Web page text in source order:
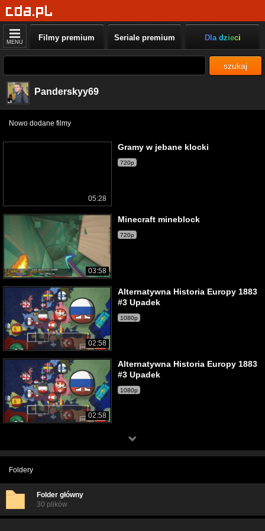
MENU Filmy premium Seriale premium Dla dzieci
szukaj
Panderskyy69
Nowo dodane filmy
05:28
Gramy w jebane klocki
720p
03:58
Minecraft mineblock
720p
02:58
Alternatywna Historia Europy 1883
#3 Upadek
1080p
02:58
Alternatywna Historia Europy 1883
#3 Upadek
1080p
Foldery
Folder główny
30 plików